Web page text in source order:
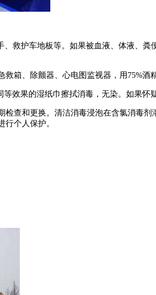
救护车地板等。如果被血液、体液、
箱、除颤器、心电图监视器，用75%酒
效果的湿纸巾擦拭消毒，无染。如果怀
查和更换。清洁消毒浸泡在含氯消毒
个人保护。